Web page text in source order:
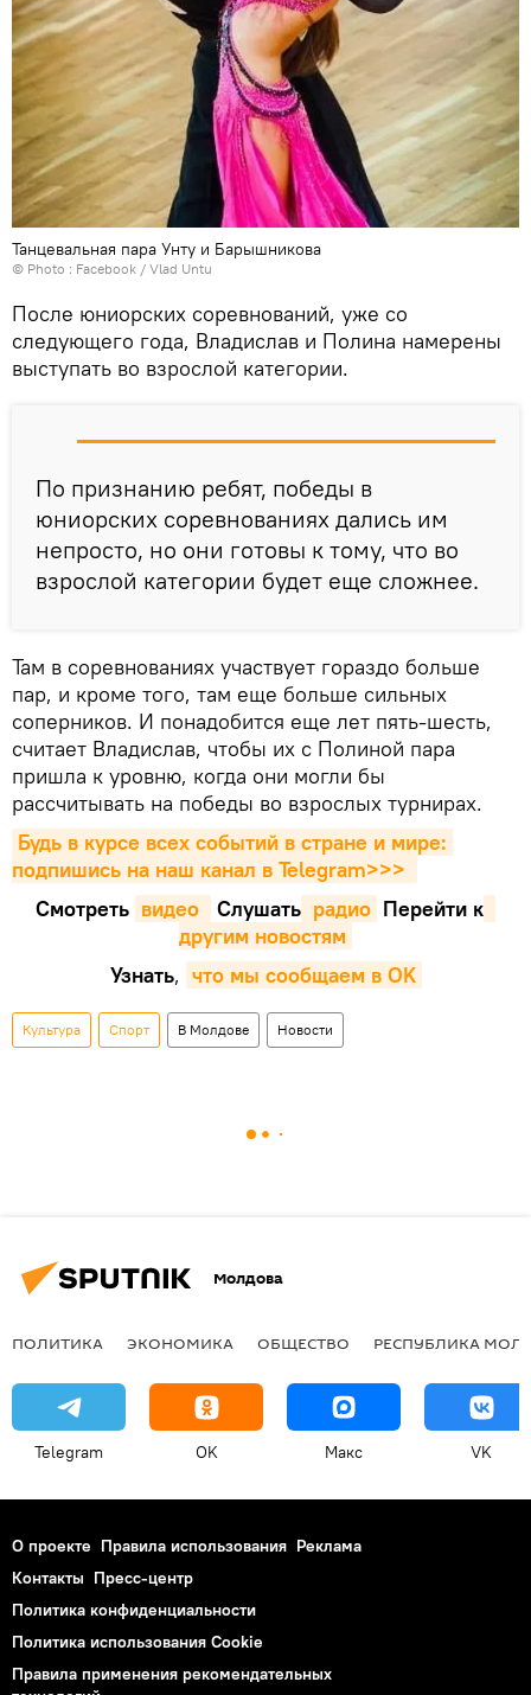
Танцевальная пара Унту и Барышникова
© Photo : Facebook / Vlad Untu
После юниорских соревнований, уже со
следующего года, Владислав и Полина намерены
выступать во взрослой категории.
По признанию ребят, победы в
юниорских соревнованиях дались им
непросто, но они готовы к тому, что во
взрослой категории будет еще сложнее.
Там в соревнованиях участвует гораздо больше
пар, и кроме того, там еще больше сильных
соперников. И понадобится еще лет пять-шесть,
считает Владислав, чтобы их с Полиной пара
пришла к уровню, когда они могли бы
рассчитывать на победы во взрослых турнирах.
Будь в курсе всех событий в стране и мире:
подпишись на наш канал в Telegram>>>
Смотреть видео Cлушать радио Перейти к
другим новостям
Узнать, что мы сообщаем в OK
Культура Спорт В Молдове Новости
Молдова
ПОЛИТИКА ЭКОНОМИКА ОБЩЕСТВО РЕСПУБЛИКА
Telegram OK Макс VK
О проекте Правила использования Реклама
Контакты Пресс-центр
Политика конфиденциальности
Политика использования Cookie
Правила применения рекомендательных